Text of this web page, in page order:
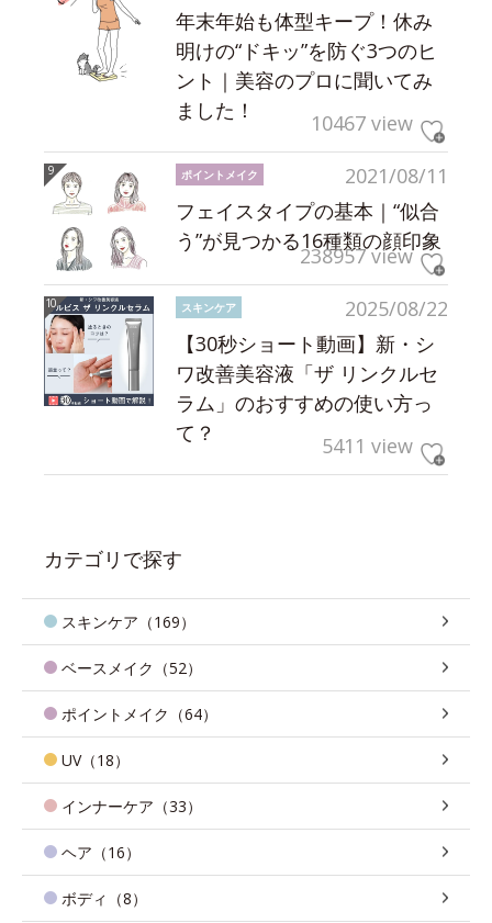
年末年始も体型キープ！休み
明けの“ドキッ”を防ぐ3つのヒ
ント｜美容のプロに聞いてみ
ました！
10467 view
2021/08/11
ポイントメイク
フェイスタイプの基本｜“似合
う”が見つかる16種類の顔印象
238957 view
2025/08/22
スキンケア
【30秒ショート動画】新・シ
ワ改善美容液「ザ リンクルセ
ラム」のおすすめの使い方っ
て？
5411 view
カテゴリで探す
スキンケア（169）
ベースメイク（52）
ポイントメイク（64）
UV（18）
インナーケア（33）
ヘア（16）
ボディ（8）